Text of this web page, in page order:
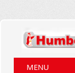
MENU